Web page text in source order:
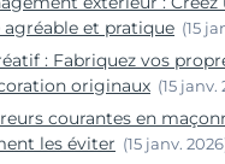
agréable et pratique (15
: Fabriquez vos
originaux (15 janv.
courantes en
les éviter (15 janv.